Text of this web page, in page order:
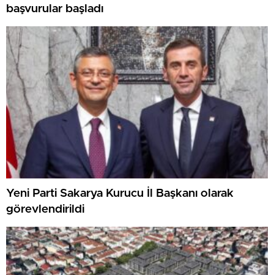
başvurular başladı
Yeni Parti Sakarya Kurucu İl Başkanı olarak
görevlendirildi